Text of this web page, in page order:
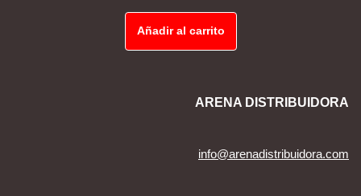
Añadir al carrito
ARENA DISTRIBUIDORA
info@arenadistribuidora.com